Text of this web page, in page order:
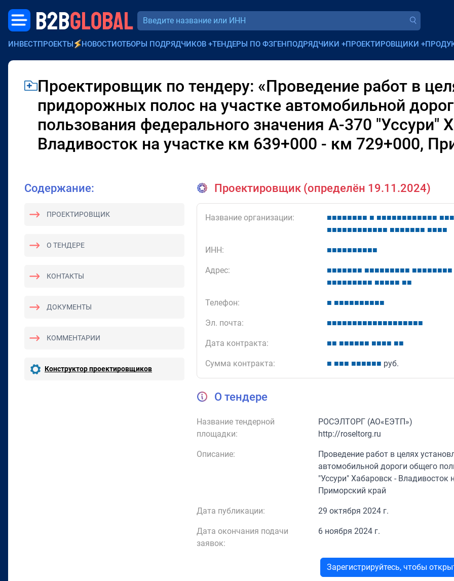
B2BGLOBAL
ИНВЕСТПРОЕКТЫ НОВОСТИОТБОРЫ ПОДРЯДЧИКОВ +ТЕНДЕРЫ ПО ФЗГЕНПОДРЯДЧИКИ +ПРОЕКТИРОВЩИКИ +
Проектировщик по тендеру: «Проведение работ в
придорожных полос на участке автомобильной
пользования федерального значения А-370 "Уссури"
Владивосток на участке км 639+000 - км 729+000,
Содержание:
ПРОЕКТИРОВЩИК
О ТЕНДЕРЕ
КОНТАКТЫ
ДОКУМЕНТЫ
КОММЕНТАРИИ
Конструктор проектировщиков
Проектировщик (определён 19.11.2024)
Название организации: ■■■■■■■■ ■ ■■■■■■■■■■■■ ■■■
■■■■■■■■■■■■ ■■■■■■■ ■■■■
ИНН: ■■■■■■■■■■
Адрес: ■■■■■■■ ■■■■■■■■■ ■■■■■■■■
■■■■■■■■■ ■■■■■ ■■
Телефон: ■ ■■■■■■■■■■
Эл. почта: ■■■■■■■■■■■■■■■■■■■
Дата контракта: ■■ ■■■■■■ ■■■■ ■■
Сумма контракта: ■ ■■■ ■■■■■■ руб.
О тендере
Название тендерной
площадки:
РОСЭЛТОРГ (АО«ЕЭТП»)
http://roseltorg.ru
Описание:
Проведение работ в целях
автомобильной дороги общего
"Уссури" Хабаровск -
Приморский край
Дата публикации: 29 октября 2024 г.
Дата окончания подачи
заявок:
6 ноября 2024 г.
Зарегистрируйтесь, чтобы